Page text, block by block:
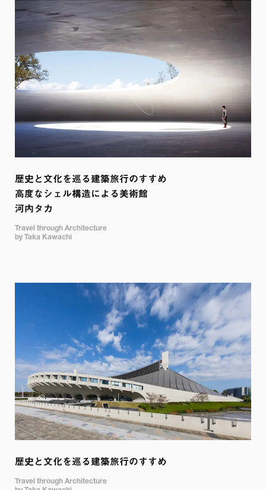
歴史と文化を巡る建築旅行のすすめ
高度なシェル構造による美術館
河内タカ
Travel through Architecture
by Taka Kawachi
歴史と文化を巡る建築旅行のすすめ
Travel through Architecture